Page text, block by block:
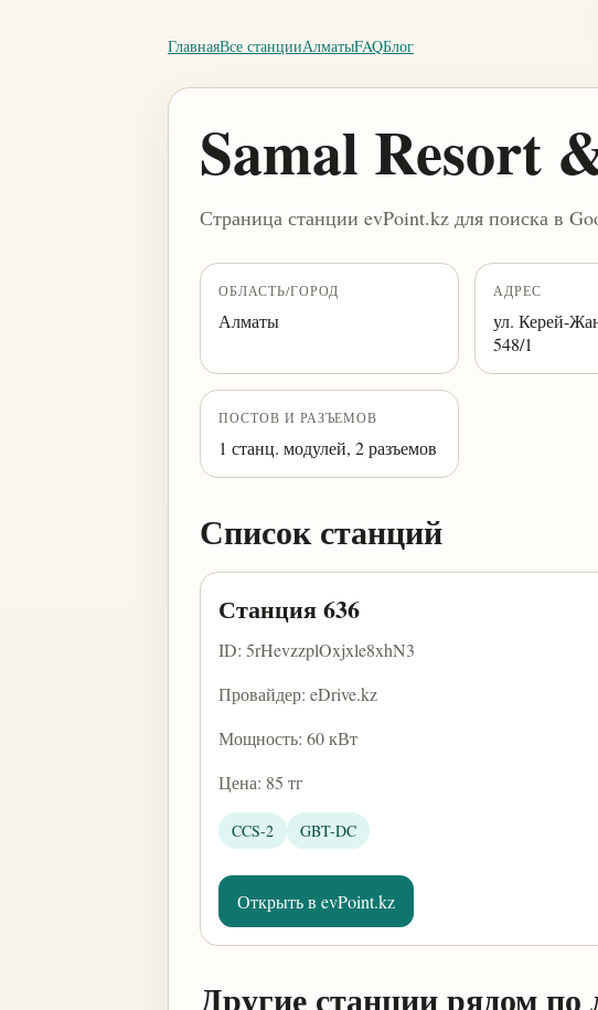
ГлавнаяВсе станцииАлматыFAQБлог
Samal Resort
Страница станции evPoint.kz для поиска в
ОБЛАСТЬ/ГОРОД
Алматы
АДРЕС
ул. Керей-
548/1
ПОСТОВ И РАЗЪЕМОВ
1 станц. модулей, 2 разъемов
Список станций
Станция 636
ID: 5rHevzzplOxjxle8xhN3
Провайдер: eDrive.kz
Мощность: 60 кВт
Цена: 85 тг
CCS-2 GBT-DC
Открыть в evPoint.kz
Другие станции рядом по